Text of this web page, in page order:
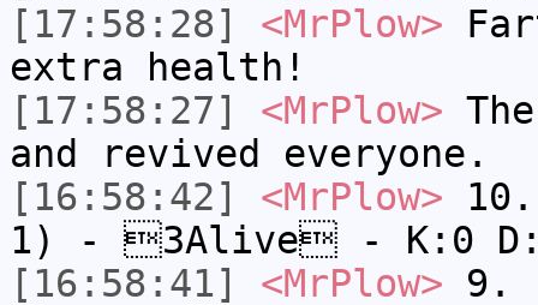
[17:58:28]
<MrPlow>
extra health!
[17:58:27]
<MrPlow>
and revived everyone.
[16:58:42]
<MrPlow>
1) - 3Alive - K:0
[16:58:41]
<MrPlow> 9.